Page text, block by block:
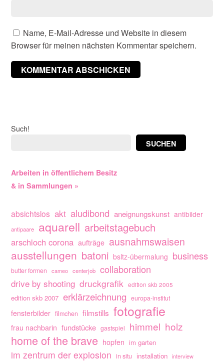
Name, E-Mail-Adresse und Website in diesem
Browser für meinen nächsten Kommentar speichern.
Such!
SUCHEN
Arbeiten in öffentlichem Besitz
& in Sammlungen »
absichtslos akt aludibond aneignungskunst antibilder
antipaare aquarell arbeitstagebuch
arschloch corona aufträge ausnahmswaisen
ausstellungen batoni bsltz-übermalung business
butter formen cameo centerjob collaboration
drive by shooting druckgrafik edition skb 2005
edition skb 2007 erklärzeichnung europa-institut
fensterbilder filmchen filmstills fotografie
frau nachbarin fundstücke gastspiel himmel holz
home of the brave hopfen im garten
im zentrum der explosion in situ installation interview